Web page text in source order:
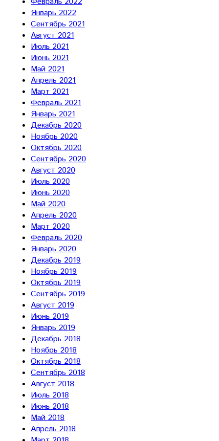
Январь 2022
Сентябрь 2021
Август 2021
Июль 2021
Июнь 2021
Май 2021
Апрель 2021
Март 2021
Февраль 2021
Январь 2021
Декабрь 2020
Ноябрь 2020
Октябрь 2020
Сентябрь 2020
Август 2020
Июль 2020
Июнь 2020
Май 2020
Апрель 2020
Март 2020
Февраль 2020
Январь 2020
Декабрь 2019
Ноябрь 2019
Октябрь 2019
Сентябрь 2019
Август 2019
Июнь 2019
Январь 2019
Декабрь 2018
Ноябрь 2018
Октябрь 2018
Сентябрь 2018
Август 2018
Июль 2018
Июнь 2018
Май 2018
Апрель 2018